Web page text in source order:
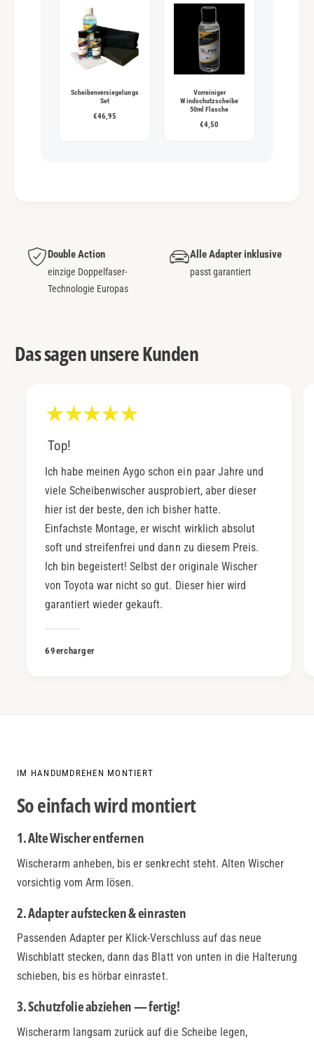
Scheibenversiegelungs
Set
€46,95
Vorreiniger
Windschutzscheibe
50ml Flasche
€4,50
Double Action
einzige Doppelfaser-
Technologie Europas
Alle Adapter inklusive
passt garantiert
Das sagen unsere Kunden
Top!
Ich habe meinen Aygo schon ein paar Jahre und
viele Scheibenwischer ausprobiert, aber dieser
hier ist der beste, den ich bisher hatte.
Einfachste Montage, er wischt wirklich absolut
soft und streifenfrei und dann zu diesem Preis.
Ich bin begeistert! Selbst der originale Wischer
von Toyota war nicht so gut. Dieser hier wird
garantiert wieder gekauft.
69ercharger
IM HANDUMDREHEN MONTIERT
So einfach wird montiert
1. Alte Wischer entfernen
Wischerarm anheben, bis er senkrecht steht. Alten Wischer
vorsichtig vom Arm lösen.
2. Adapter aufstecken & einrasten
Passenden Adapter per Klick-Verschluss auf das neue
Wischblatt stecken, dann das Blatt von unten in die Halterung
schieben, bis es hörbar einrastet.
3. Schutzfolie abziehen — fertig!
Wischerarm langsam zurück auf die Scheibe legen,